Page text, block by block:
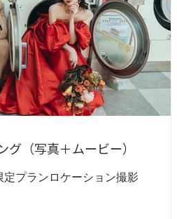
グ（写真＋ムービー）
定プラン ロケーション撮影